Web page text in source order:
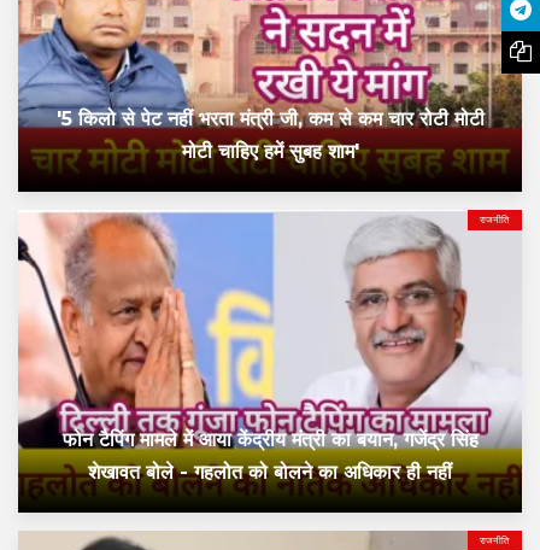
'5 किलो से पेट नहीं भरता मंत्री जी, कम से कम चार रोटी मोटी
मोटी चाहिए हमें सुबह शाम'
राजनीति
फोन टैपिंग मामले में आया केंद्रीय मंत्री का बयान, गजेंद्र सिंह
शेखावत बोले - गहलोत को बोलने का अधिकार ही नहीं
राजनीति